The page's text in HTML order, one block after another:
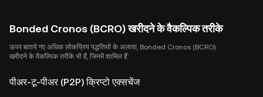
Bonded Cronos (BCRO) खरीदने के वैकल्पिक तरीके
ऊपर बताये गए अधिक लोकप्रिय पद्धतियों के अलावा, Bonded Cronos (BCRO)
खरीदने के वैकल्पिक तरीके भी हैं, जिनमें शामिल हैं:
पीअर-टू-पीअर (P2P) क्रिप्टो एक्सचेंज